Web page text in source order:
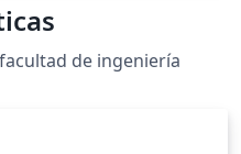
de ingeniería